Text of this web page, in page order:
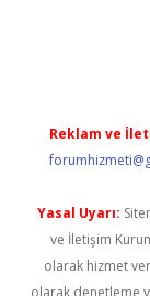
Reklam ve
Yasal Uyarı:
ve İletişim
olarak hizmet
olarak denetleme